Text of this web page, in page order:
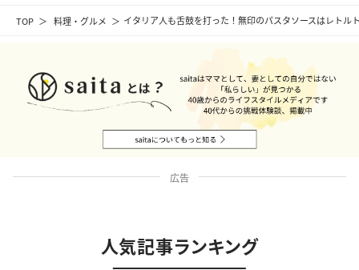
TOP 料理・グルメ イタリア人も舌鼓を打った！無印のパスタソースはレトル
広告
人気記事ランキング